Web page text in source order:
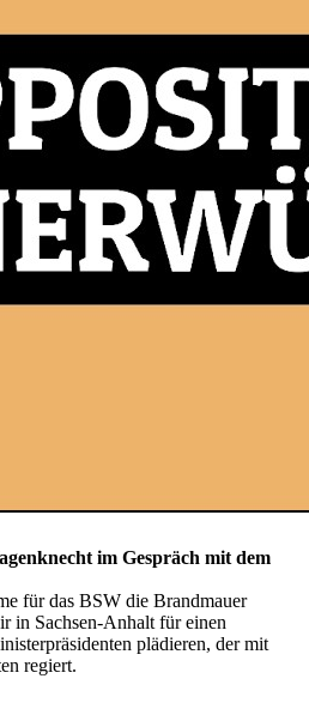
im Gespräch mit dem
für das BSW die Brandmauer
in Sachsen-Anhalt für einen
plädieren, der mit
regiert.